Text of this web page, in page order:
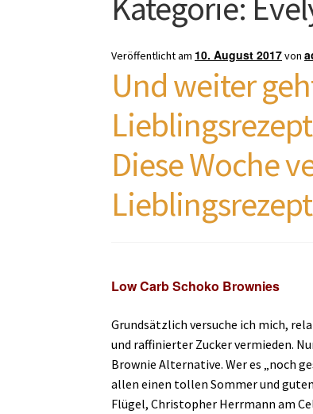
Veröffentlicht am 10. August 2017von
Und weiter
Diese Woche
Low Carb Schoko Brownies
Grundsätzlich versuche ich mich,
und raffinierter Zucker vermieden.
Brownie Alternative. Wer es „noch
allen einen tollen Sommer und
Flügel, Christopher Herrmann am